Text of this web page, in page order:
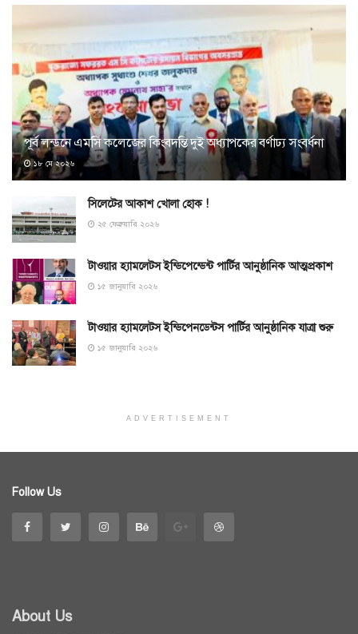
পূর্ব লন্ডনে এমসি কলেজের কিংবদন্তি দুই অধ্যাপকের বর্ণাঢ্য সংবর্ধনা
১৮ মে ২০২৬
সিলেটের আকাশ খোলা হোক !
২৫ ফেব্রুয়ারি ২০২৬
টাওয়ার হ্যামলেটস ইন্ডিপেন্ডেন্ট পার্টির আনুষ্ঠানিক আত্মপ্রকাশ
১৫ জানুয়ারি ২০২৬
টাওয়ার হ্যামলেটস ইন্ডিপেনডেন্টস পার্টির আনুষ্ঠানিক যাত্রা শুরু
১৫ জানুয়ারি ২০২৬
ADVERTISEMENT
Follow Us
About Us